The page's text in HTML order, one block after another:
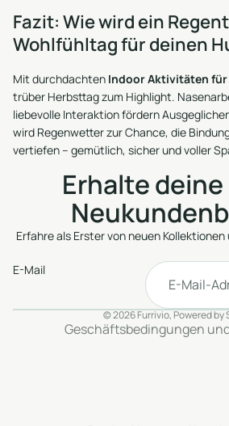
Fazit: Wie wird ein
Wohlfühltag für deinen
Mit durchdachten Indoor Aktivitäten für
trüber Herbsttag zum Highlight.
liebevolle Interaktion fördern
wird Regenwetter zur Chance, die
vertiefen – gemütlich, sicher und voller
Erhalte deine
Erfahre als Erster von neuen
E-Mail
© 2026Furrivio, Powered by
Geschäftsbedingungen
Versand
Widerrufsrecht